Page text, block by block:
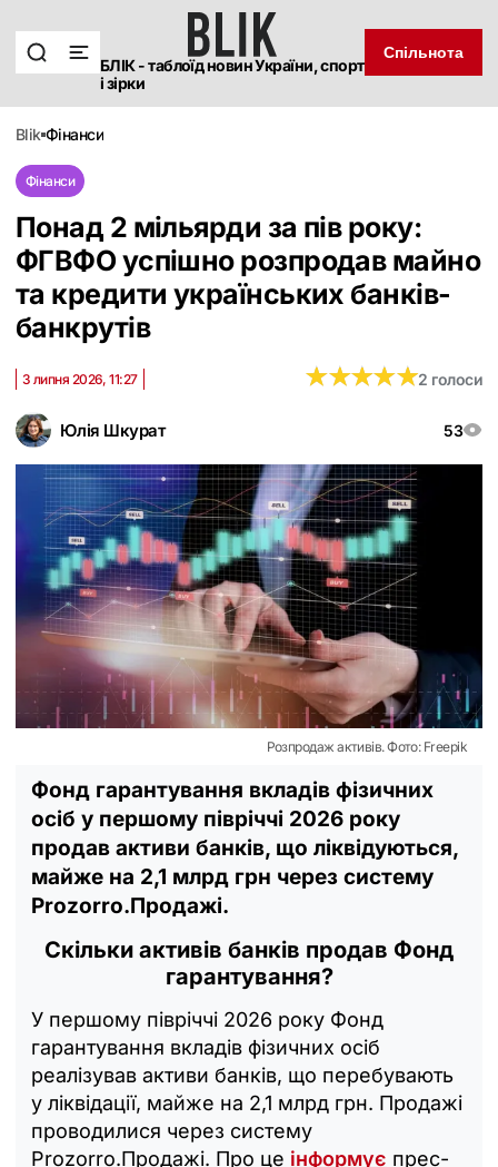
БЛІК - таблоїд новин України, спорт
і зірки
Спільнота
blik фінанси
Фінанси
Понад 2 мільярди за пів року:
ФГВФО успішно розпродав майно
та кредити українських банків-
банкрутів
Юлія Шкурат 53
3 липня 2026, 11:27 ★★★★★
★★★★★2 голоси
Розпродаж активів. Фото: Freepik
Фонд гарантування вкладів фізичних
осіб у першому півріччі 2026 року
продав активи банків, що ліквідуються,
майже на 2,1 млрд грн через систему
Prozorro.Продажі.
Скільки активів банків продав Фонд
гарантування?
У першому півріччі 2026 року Фонд
гарантування вкладів фізичних осіб
реалізував активи банків, що перебувають
у ліквідації, майже на 2,1 млрд грн. Продажі
проводилися через систему
Prozorro.Продажі. Про це інформує прес-